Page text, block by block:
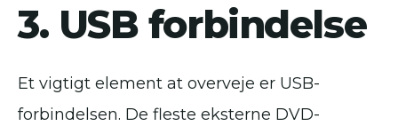
3. USB forbindelse
Et vigtigt element at overveje er USB-
forbindelsen. De fleste eksterne DVD-